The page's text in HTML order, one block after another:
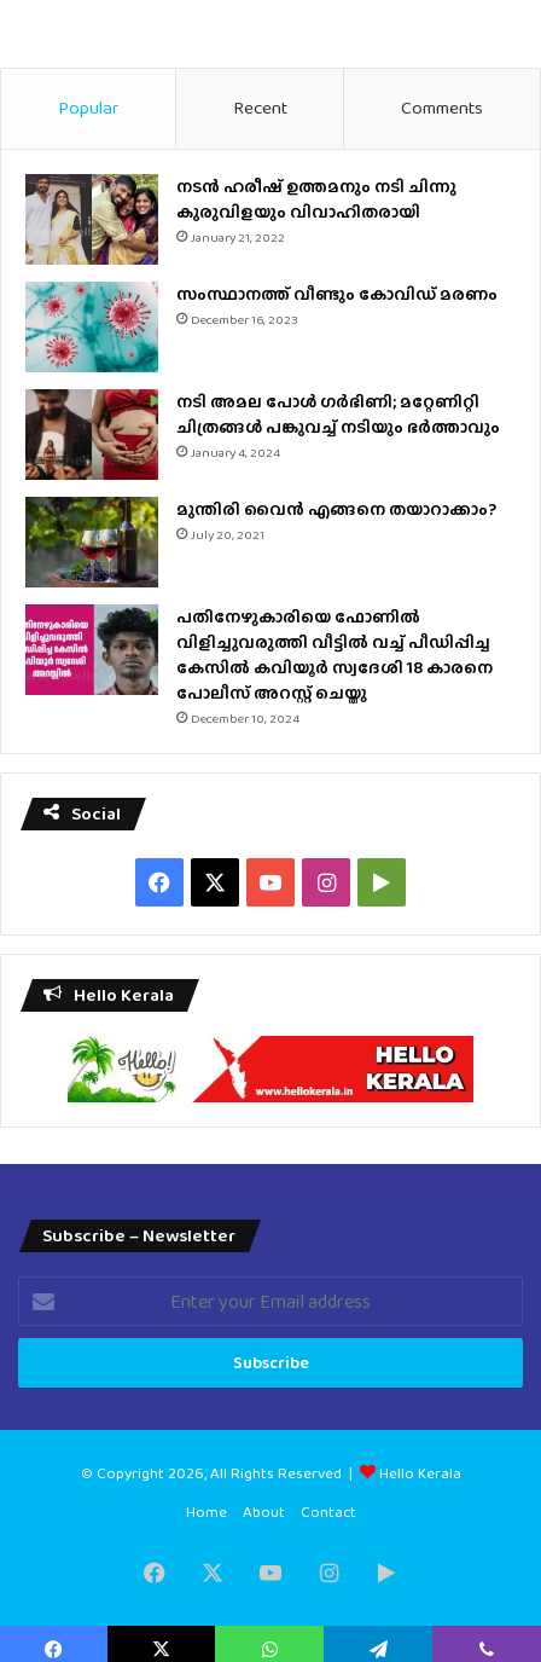
Popular Recent Comments
നടന്‍ ഹരീഷ് ഉത്തമനും നടി ചിന്നു
കുരുവിളയും വിവാഹിതരായി
January 21, 2022
സംസ്ഥാനത്ത് വീണ്ടും കോവിഡ് മരണം
December 16, 2023
നടി അമല പോൾ ​ഗർഭിണി; മറ്റേണിറ്റി
ചിത്രങ്ങള്‍ പങ്കുവച്ച് നടിയും ഭർത്താവും
January 4, 2024
മുന്തിരി വൈന്‍ എങ്ങനെ തയാറാക്കാം?
July 20, 2021
പതിനേഴുകാരിയെ ഫോണിൽ
വിളിച്ചുവരുത്തി വീട്ടിൽ വച്ച് പീഡിപ്പിച്ച
കേസിൽ കവിയൂർ സ്വദേശി 18 കാരനെ
പോലീസ് അറസ്റ്റ് ചെയ്തു
December 10, 2024
Social
Facebook YouTubeInstagramGoogle
Play
Hello Kerala
Subscribe – Newsletter
your
Email
© Copyright 2026, All Rights Reserved |
Hello Kerala
Home
About Contact
Facebook YouTubeInstagramGoogle
Play